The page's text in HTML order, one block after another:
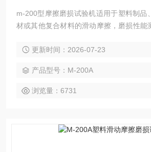
m-200型摩擦磨损试验机适用于塑料制品
材或其他复合材料的滑动摩擦，磨损性能
试验，在试验过程中同时可以显示数值、
试验时间等多种功能，随机配备彩色打印
曲线、表格数据等标准要求的试验报告。
更新时间：2026-07-23
产品型号：M-200A
浏览量：6731